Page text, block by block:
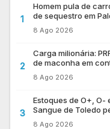
1
Homem pula de
de sequestro em
8 Ago 2026
2
Carga milionária:
de maconha em
8 Ago 2026
3
Estoques de O+, O-
Sangue de Toledo
8 Ago 2026